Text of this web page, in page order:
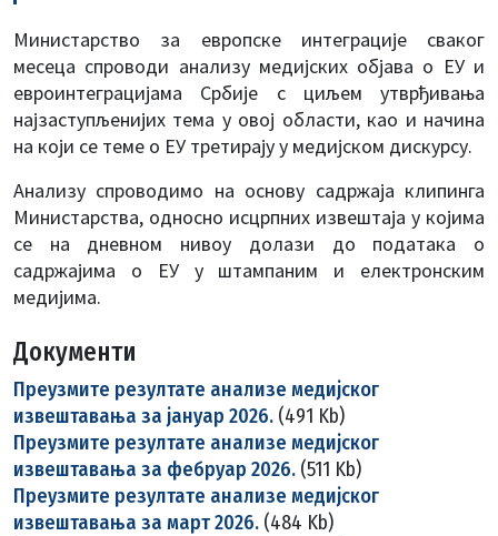
Министарство за европске интеграције сваког
месеца спроводи анализу медијских објава о ЕУ и
евроинтеграцијама Србије с циљем утврђивања
најзаступљенијих тема у овој области, као и начина
на који се теме о ЕУ третирају у медијском дискурсу.
Анализу спроводимо на основу садржаја клипинга
Министарства, односно исцрпних извештаја у којима
се на дневном нивоу долази до података о
садржајима о ЕУ у штампаним и електронским
медијима.
Документи
Преузмите резултате анализе медијског
извештавања за јануар 2026. (491 Kb)
Преузмите резултате анализе медијског
извештавања за фебруар 2026. (511 Kb)
Преузмите резултате анализе медијског
извештавања за март 2026. (484 Kb)